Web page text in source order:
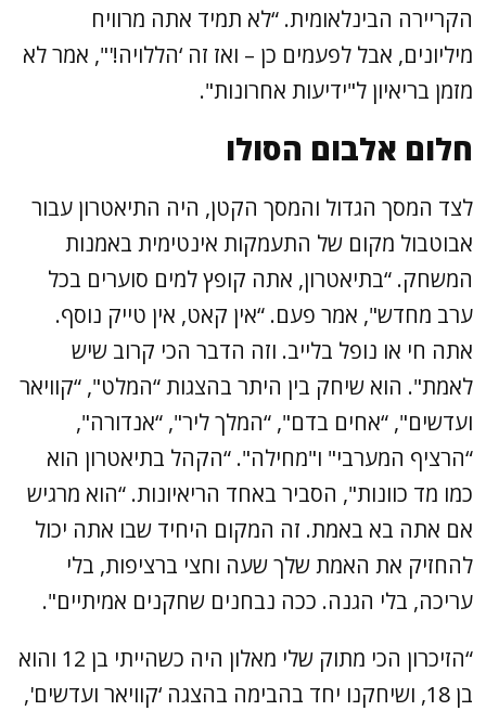
הקריירה הבינלאומית. “לא תמיד אתה מרוויח
מיליונים, אבל לפעמים כן – ואז זה ‘הללויה!'", אמר לא
מזמן בריאיון ל"ידיעות אחרונות".
חלום אלבום הסולו
לצד המסך הגדול והמסך הקטן, היה התיאטרון עבור
אבוטבול מקום של התעמקות אינטימית באמנות
המשחק. “בתיאטרון, אתה קופץ למים סוערים בכל
ערב מחדש", אמר פעם. “אין קאט, אין טייק נוסף.
אתה חי או נופל בלייב. וזה הדבר הכי קרוב שיש
לאמת". הוא שיחק בין היתר בהצגות “המלט", “קוויאר
ועדשים", “אחים בדם", “המלך ליר", “אנדורה",
“הרציף המערבי" ו"מחילה". “הקהל בתיאטרון הוא
כמו מד כוונות", הסביר באחד הריאיונות. “הוא מרגיש
אם אתה בא באמת. זה המקום היחיד שבו אתה יכול
להחזיק את האמת שלך שעה וחצי ברציפות, בלי
עריכה, בלי הגנה. ככה נבחנים שחקנים אמיתיים".
“הזיכרון הכי מתוק שלי מאלון היה כשהייתי בן 12 והוא
בן 18, ושיחקנו יחד בהבימה בהצגה ‘קוויאר ועדשים',